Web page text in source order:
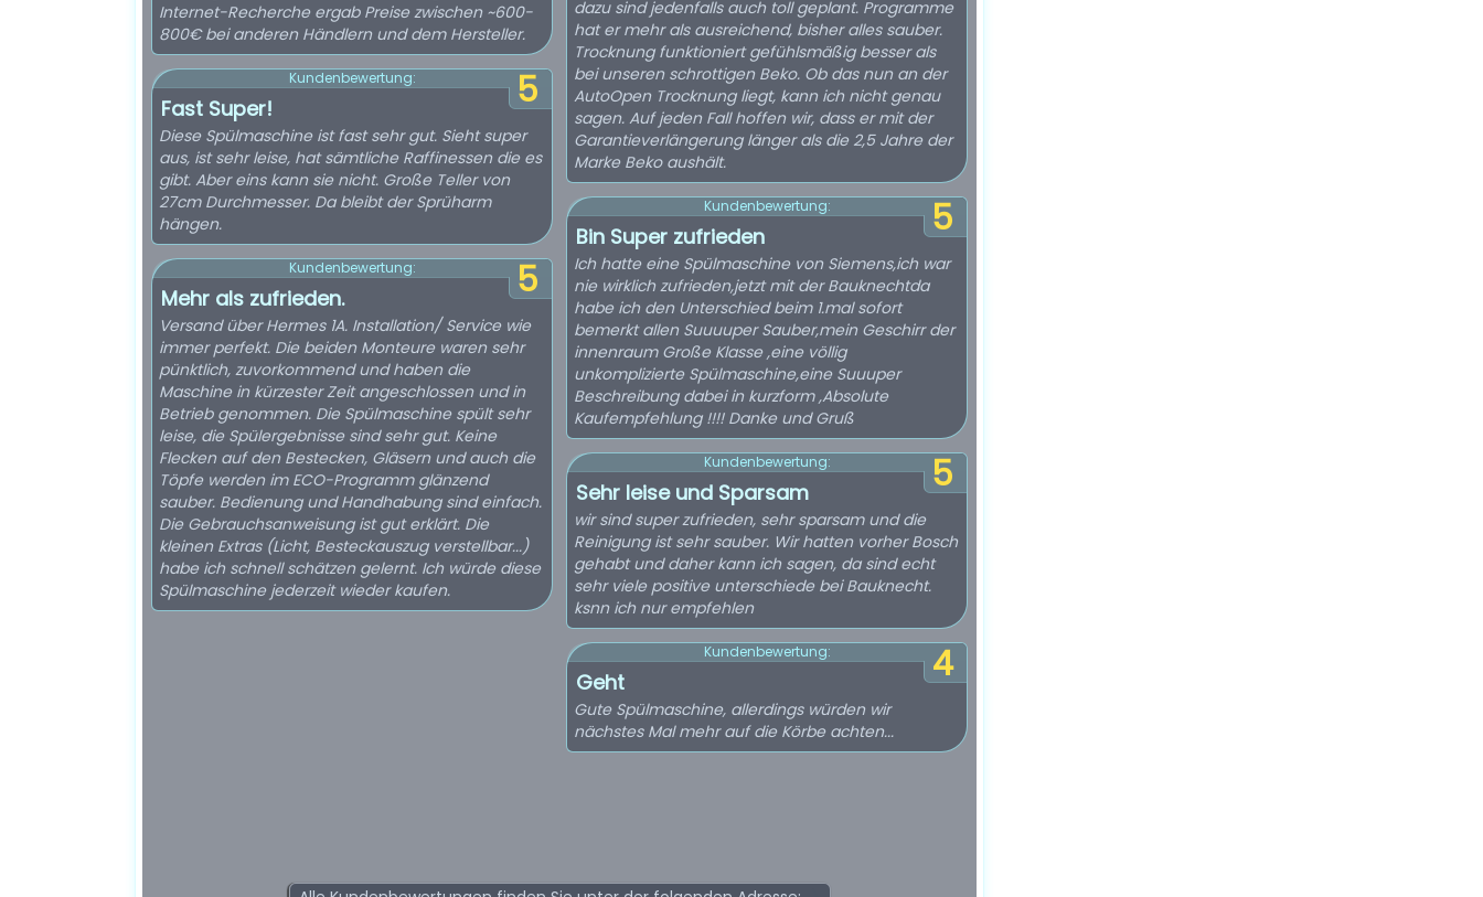
Internet-Recherche ergab Preise zwischen ~600-
800€ bei anderen Händlern und dem Hersteller.
5
Kundenbewertung:
Fast Super!
Diese Spülmaschine ist fast sehr gut. Sieht super
aus, ist sehr leise, hat sämtliche Raffinessen die es
gibt. Aber eins kann sie nicht. Große Teller von
27cm Durchmesser. Da bleibt der Sprüharm
hängen.
5
Kundenbewertung:
Mehr als zufrieden.
Versand über Hermes 1A. Installation/ Service wie
immer perfekt. Die beiden Monteure waren sehr
pünktlich, zuvorkommend und haben die
Maschine in kürzester Zeit angeschlossen und in
Betrieb genommen. Die Spülmaschine spült sehr
leise, die Spülergebnisse sind sehr gut. Keine
Flecken auf den Bestecken, Gläsern und auch die
Töpfe werden im ECO-Programm glänzend
sauber. Bedienung und Handhabung sind einfach.
Die Gebrauchsanweisung ist gut erklärt. Die
kleinen Extras (Licht, Besteckauszug verstellbar...)
habe ich schnell schätzen gelernt. Ich würde diese
Spülmaschine jederzeit wieder kaufen.
dazu sind jedenfalls auch toll geplant. Programme
hat er mehr als ausreichend, bisher alles sauber.
Trocknung funktioniert gefühlsmäßig besser als
bei unseren schrottigen Beko. Ob das nun an der
AutoOpen Trocknung liegt, kann ich nicht genau
sagen. Auf jeden Fall hoffen wir, dass er mit der
Garantieverlängerung länger als die 2,5 Jahre der
Marke Beko aushält.
5
Kundenbewertung:
Bin Super zufrieden
Ich hatte eine Spülmaschine von Siemens,ich war
nie wirklich zufrieden,jetzt mit der Bauknechtda
habe ich den Unterschied beim 1.mal sofort
bemerkt allen Suuuuper Sauber,mein Geschirr der
innenraum Große Klasse ,eine völlig
unkomplizierte Spülmaschine,eine Suuuper
Beschreibung dabei in kurzform ,Absolute
Kaufempfehlung !!!! Danke und Gruß
5
Kundenbewertung:
Sehr leise und Sparsam
wir sind super zufrieden, sehr sparsam und die
Reinigung ist sehr sauber. Wir hatten vorher Bosch
gehabt und daher kann ich sagen, da sind echt
sehr viele positive unterschiede bei Bauknecht.
ksnn ich nur empfehlen
4
Kundenbewertung:
Geht
Gute Spülmaschine, allerdings würden wir
nächstes Mal mehr auf die Körbe achten...